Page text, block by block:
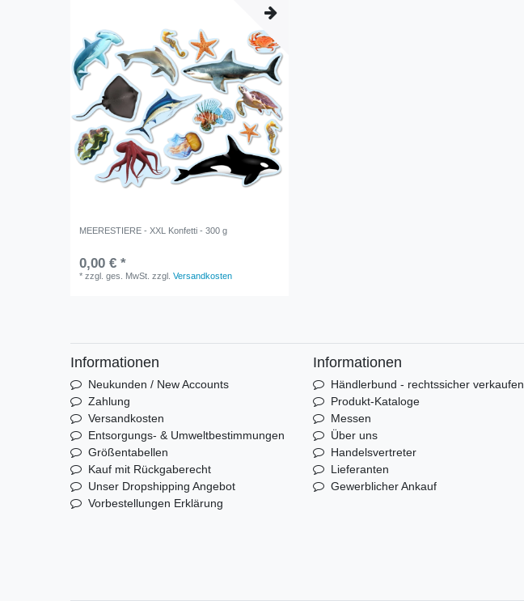
MEERESTIERE - XXL Konfetti - 300 g
0,00 € *
*zzgl. ges. MwSt. zzgl.Versandkosten
Informationen
Neukunden / New Accounts
Zahlung
Versandkosten
Entsorgungs- & Umweltbestimmungen
Größentabellen
Kauf mit Rückgaberecht
Unser Dropshipping Angebot
Vorbestellungen Erklärung
Informationen
Händlerbund - rechtssicher verkaufen
Produkt-Kataloge
Messen
Über uns
Handelsvertreter
Lieferanten
Gewerblicher Ankauf